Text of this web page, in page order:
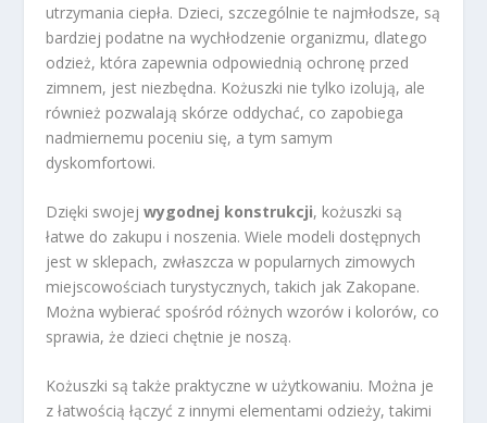
utrzymania ciepła. Dzieci, szczególnie te najmłodsze, są
bardziej podatne na wychłodzenie organizmu, dlatego
odzież, która zapewnia odpowiednią ochronę przed
zimnem, jest niezbędna. Kożuszki nie tylko izolują, ale
również pozwalają skórze oddychać, co zapobiega
nadmiernemu poceniu się, a tym samym
dyskomfortowi.
Dzięki swojejwygodnej konstrukcji, kożuszki są
łatwe do zakupu i noszenia. Wiele modeli dostępnych
jest w sklepach, zwłaszcza w popularnych zimowych
miejscowościach turystycznych, takich jak Zakopane.
Można wybierać spośród różnych wzorów i kolorów, co
sprawia, że dzieci chętnie je noszą.
Kożuszki są także praktyczne w użytkowaniu. Można je
z łatwością łączyć z innymi elementami odzieży, takimi